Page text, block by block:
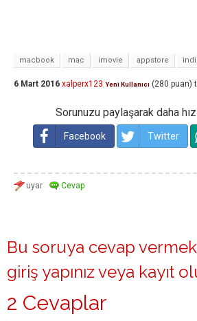
macbook mac imovie appstore
6 Mart 2016 xalperx123 Yeni Kullanıcı (280 puan)
Sorunuzu paylaşarak daha
Facebook Twitter
Bu soruya cevap
giriş yapınız veya kayıt
2 Cevaplar